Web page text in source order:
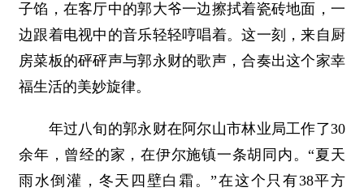
子馅，在客厅中的郭大爷一边擦拭着瓷砖地面，一
边跟着电视中的音乐轻轻哼唱着。这一刻，来自厨
房菜板的砰砰声与郭永财的歌声，合奏出这个家幸
福生活的美妙旋律。
年过八旬的郭永财在阿尔山市林业局工作了30
余年，曾经的家，在伊尔施镇一条胡同内。“夏天
雨水倒灌，冬天四壁白霜。”在这个只有38平方